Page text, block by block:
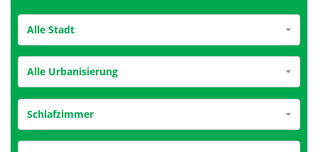
Alle Stadt
Alle Urbanisierung
Schlafzimmer